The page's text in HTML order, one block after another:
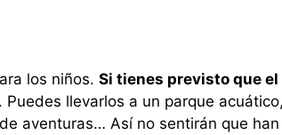
los niños. Si tienes previsto que el
. Puedes llevarlos a un parque
aventuras… Así no sentirán que